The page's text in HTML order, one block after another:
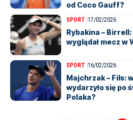
od Coco Gauff?
SPORT 17/02/2026
Rybakina –
wyglądał mecz w
SPORT 16/02/2026
Majchrzak – Fils:
wydarzyło się po
Polaka?